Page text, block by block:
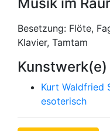
Besetzung: Flöte,
Klavier, Tamtam
Kunstwerk(e)
Kurt Waldfried
esoterisch